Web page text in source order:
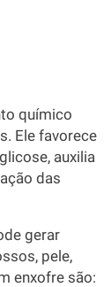
químico
Ele favorece
auxilia
das
gerar
pele,
enxofre são: